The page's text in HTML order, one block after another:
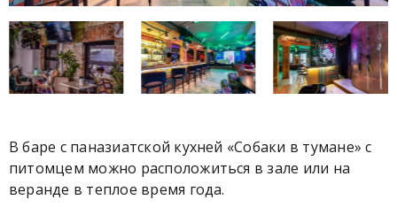
В баре с паназиатской кухней «Собаки в тумане» с
питомцем можно расположиться в зале или на
веранде в теплое время года.